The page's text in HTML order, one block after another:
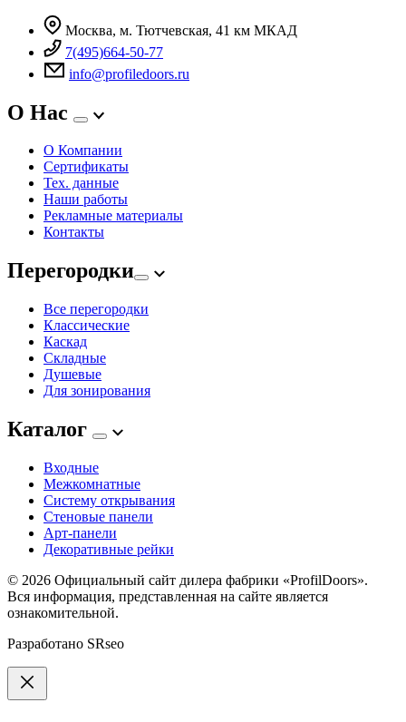
Москва, м. Тютчевская, 41 км МКАД
7(495)664-50-77
info@profiledoors.ru
О Нас
О Компании
Сертификаты
Тех. данные
Наши работы
Рекламные материалы
Контакты
Перегородки
Все перегородки
Классические
Каскад
Складные
Душевые
Для зонирования
Каталог
Входные
Межкомнатные
Систему открывания
Стеновые панели
Арт-панели
Декоративные рейки
© 2026 Официальный сайт дилера фабрики «ProfilDoors».
Вся информация, представленная на сайте является
ознакомительной.
Разработано SRseo